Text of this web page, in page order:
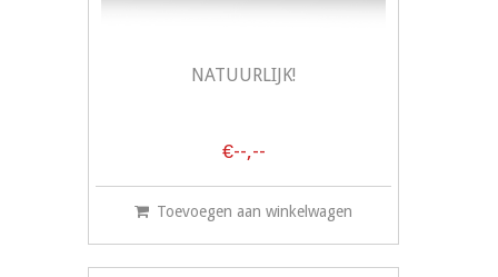
NATUURLIJK!
€--,--
Toevoegen aan winkelwagen